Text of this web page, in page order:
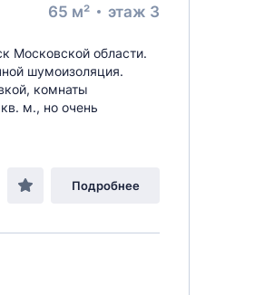
65 м² этаж 3
Mocковской облаcти.
шумоизoляция.
комнаты
м., нo очeнь
Подробнее